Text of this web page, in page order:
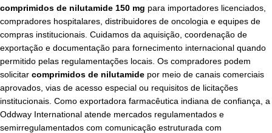
comprimidos de nilutamide 150 mg para importadores licenciados,
compradores hospitalares, distribuidores de oncologia e equipes de
compras institucionais. Cuidamos da aquisição, coordenação de
exportação e documentação para fornecimento internacional quando
permitido pelas regulamentações locais. Os compradores podem
solicitar comprimidos de nilutamide por meio de canais comerciais
aprovados, vias de acesso especial ou requisitos de licitações
institucionais. Como exportadora farmacêutica indiana de confiança, a
Oddway International atende mercados regulamentados e
semirregulamentados com comunicação estruturada com